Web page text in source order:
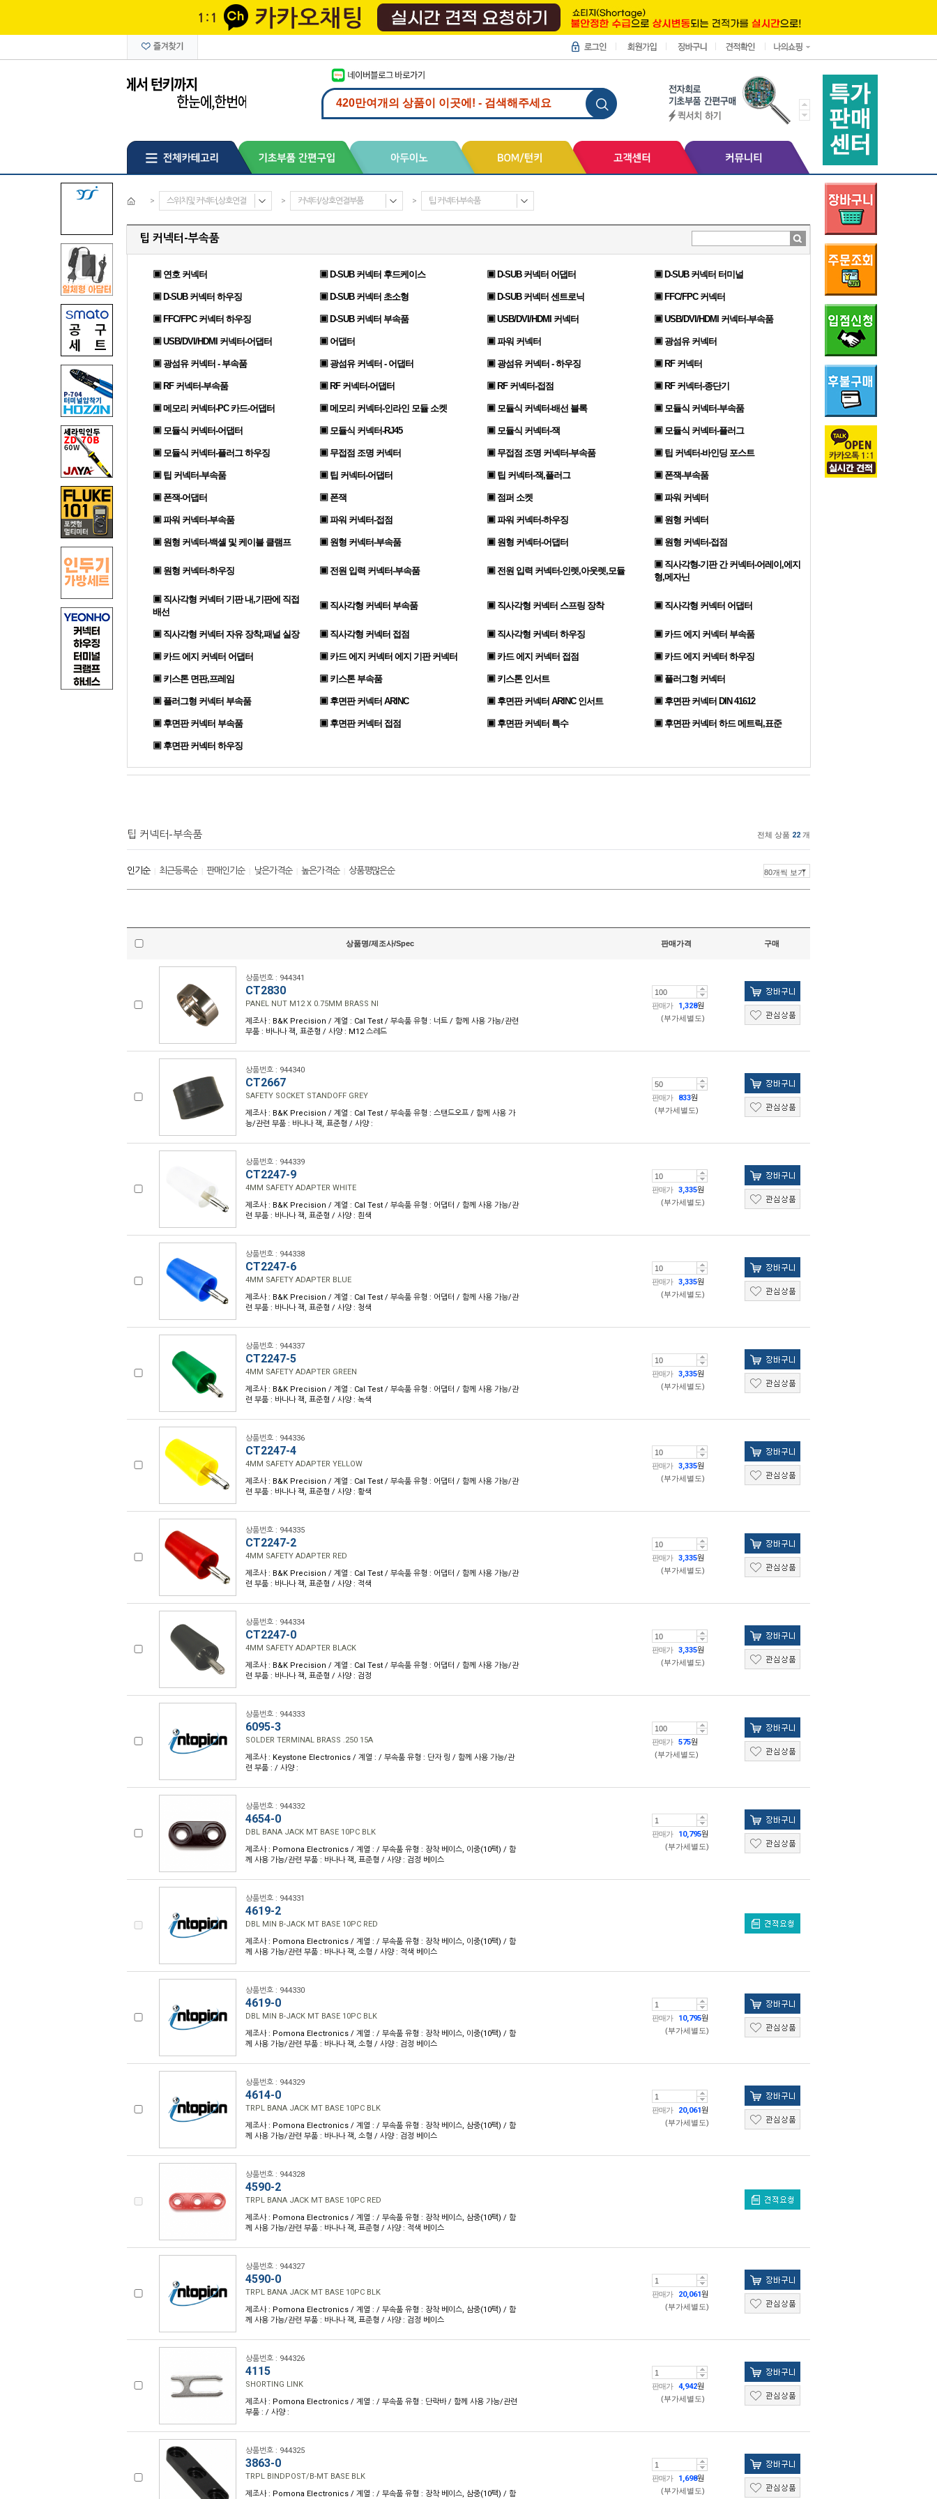
> 스위치및 커넥터,상호연결 > 커넥터/상호연결부품 > 팁 커넥터-부속품
팁 커넥터-부속품
▣ 연호 커넥터 ▣ D-SUB 커넥터 후드케이스 ▣ D-SUB 커넥터 어댑터 ▣ D-SUB 커넥터 터미널
▣ D-SUB 커넥터 하우징 ▣ D-SUB 커넥터 초소형 ▣ D-SUB 커넥터 센트로닉 ▣ FFC/FPC 커넥터
▣ FFC/FPC 커넥터 하우징 ▣ D-SUB 커넥터 부속품 ▣ USB/DVI/HDMI 커넥터 ▣ USB/DVI/HDMI 커넥터-부속품
▣ USB/DVI/HDMI 커넥터-어댑터 ▣ 어댑터 ▣ 파워 커넥터 ▣ 광섬유 커넥터
▣ 광섬유 커넥터 - 부속품 ▣ 광섬유 커넥터 - 어댑터 ▣ 광섬유 커넥터 - 하우징 ▣ RF 커넥터
▣ RF 커넥터-부속품 ▣ RF 커넥터-어댑터 ▣ RF 커넥터-접점 ▣ RF 커넥터-종단기
▣ 메모리 커넥터-PC 카드-어댑터 ▣ 메모리 커넥터-인라인 모듈 소켓 ▣ 모듈식 커넥터-배선 블록 ▣ 모듈식 커넥터-부속품
▣ 모듈식 커넥터-어댑터 ▣ 모듈식 커넥터-RJ45 ▣ 모듈식 커넥터-잭 ▣ 모듈식 커넥터-플러그
▣ 모듈식 커넥터-플러그 하우징 ▣ 무접점 조명 커넥터 ▣ 무접점 조명 커넥터-부속품 ▣ 팁 커넥터-바인딩 포스트
▣ 팁 커넥터-부속품 ▣ 팁 커넥터-어댑터 ▣ 팁 커넥터-잭,플러그 ▣ 폰잭-부속품
▣ 폰잭-어댑터 ▣ 폰잭 ▣ 점퍼 소켓 ▣ 파워 커넥터
▣ 파워 커넥터-부속품 ▣ 파워 커넥터-접점 ▣ 파워 커넥터-하우징 ▣ 원형 커넥터
▣ 원형 커넥터-백셸 및 케이블 클램프 ▣ 원형 커넥터-부속품 ▣ 원형 커넥터-어댑터 ▣ 원형 커넥터-접점
▣ 원형 커넥터-하우징 ▣ 전원 입력 커넥터-부속품 ▣ 전원 입력 커넥터-인렛,아웃렛,모듈
▣ 직사각형-기판 간 커넥터-어레이,에지
형,메자닌
▣ 직사각형 커넥터 기판 내,기판에 직접
배선
▣ 직사각형 커넥터 부속품 ▣ 직사각형 커넥터 스프링 장착 ▣ 직사각형 커넥터 어댑터
▣ 직사각형 커넥터 자유 장착,패널 실장 ▣ 직사각형 커넥터 접점 ▣ 직사각형 커넥터 하우징 ▣ 카드 에지 커넥터 부속품
▣ 카드 에지 커넥터 어댑터 ▣ 카드 에지 커넥터 에지 기판 커넥터 ▣ 카드 에지 커넥터 접점 ▣ 카드 에지 커넥터 하우징
▣ 키스톤 면판,프레임 ▣ 키스톤 부속품 ▣ 키스톤 인서트 ▣ 플러그형 커넥터
▣ 플러그형 커넥터 부속품 ▣ 후면판 커넥터 ARINC ▣ 후면판 커넥터 ARINC 인서트 ▣ 후면판 커넥터 DIN 41612
▣ 후면판 커넥터 부속품 ▣ 후면판 커넥터 접점 ▣ 후면판 커넥터 특수 ▣ 후면판 커넥터 하드 메트릭,표준
▣ 후면판 커넥터 하우징
팁 커넥터-부속품 전체 상품 22 개
인기순| 최근등록순| 판매인기순| 낮은가격순| 높은가격순| 상품평많은순
상품명/제조사/Spec 판매가격 구매
상품번호 : 944341
CT2830
PANEL NUT M12 X 0.75MM BRASS NI
제조사 : B&K Precision / 계열 : Cal Test / 부속품 유형 : 너트 / 함께 사용 가능/관련
부품 : 바나나 잭, 표준형 / 사양 : M12 스레드
판매가 1,328원
(부가세별도)
상품번호 : 944340
CT2667
SAFETY SOCKET STANDOFF GREY
제조사 : B&K Precision / 계열 : Cal Test / 부속품 유형 : 스탠드오프 / 함께 사용 가
능/관련 부품 : 바나나 잭, 표준형 / 사양 :
판매가 833원
(부가세별도)
상품번호 : 944339
CT2247-9
4MM SAFETY ADAPTER WHITE
제조사 : B&K Precision / 계열 : Cal Test / 부속품 유형 : 어댑터 / 함께 사용 가능/관
련 부품 : 바나나 잭, 표준형 / 사양 : 흰색
판매가 3,335원
(부가세별도)
상품번호 : 944338
CT2247-6
4MM SAFETY ADAPTER BLUE
제조사 : B&K Precision / 계열 : Cal Test / 부속품 유형 : 어댑터 / 함께 사용 가능/관
련 부품 : 바나나 잭, 표준형 / 사양 : 청색
판매가 3,335원
(부가세별도)
상품번호 : 944337
CT2247-5
4MM SAFETY ADAPTER GREEN
제조사 : B&K Precision / 계열 : Cal Test / 부속품 유형 : 어댑터 / 함께 사용 가능/관
련 부품 : 바나나 잭, 표준형 / 사양 : 녹색
판매가 3,335원
(부가세별도)
상품번호 : 944336
CT2247-4
4MM SAFETY ADAPTER YELLOW
제조사 : B&K Precision / 계열 : Cal Test / 부속품 유형 : 어댑터 / 함께 사용 가능/관
련 부품 : 바나나 잭, 표준형 / 사양 : 황색
판매가 3,335원
(부가세별도)
상품번호 : 944335
CT2247-2
4MM SAFETY ADAPTER RED
제조사 : B&K Precision / 계열 : Cal Test / 부속품 유형 : 어댑터 / 함께 사용 가능/관
련 부품 : 바나나 잭, 표준형 / 사양 : 적색
판매가 3,335원
(부가세별도)
상품번호 : 944334
CT2247-0
4MM SAFETY ADAPTER BLACK
제조사 : B&K Precision / 계열 : Cal Test / 부속품 유형 : 어댑터 / 함께 사용 가능/관
련 부품 : 바나나 잭, 표준형 / 사양 : 검정
판매가 3,335원
(부가세별도)
상품번호 : 944333
6095-3
SOLDER TERMINAL BRASS .250 15A
제조사 : Keystone Electronics / 계열 : / 부속품 유형 : 단자 링 / 함께 사용 가능/관
련 부품 : / 사양 :
판매가 575원
(부가세별도)
상품번호 : 944332
4654-0
DBL BANA JACK MT BASE 10PC BLK
제조사 : Pomona Electronics / 계열 : / 부속품 유형 : 장착 베이스, 이중(10팩) / 함
께 사용 가능/관련 부품 : 바나나 잭, 표준형 / 사양 : 검정 베이스
판매가 10,795원
(부가세별도)
상품번호 : 944331
4619-2
DBL MIN B-JACK MT BASE 10PC RED
제조사 : Pomona Electronics / 계열 : / 부속품 유형 : 장착 베이스, 이중(10팩) / 함
께 사용 가능/관련 부품 : 바나나 잭, 소형 / 사양 : 적색 베이스
상품번호 : 944330
4619-0
DBL MIN B-JACK MT BASE 10PC BLK
제조사 : Pomona Electronics / 계열 : / 부속품 유형 : 장착 베이스, 이중(10팩) / 함
께 사용 가능/관련 부품 : 바나나 잭, 소형 / 사양 : 검정 베이스
판매가 10,795원
(부가세별도)
상품번호 : 944329
4614-0
TRPL BANA JACK MT BASE 10PC BLK
제조사 : Pomona Electronics / 계열 : / 부속품 유형 : 장착 베이스, 삼중(10팩) / 함
께 사용 가능/관련 부품 : 바나나 잭, 소형 / 사양 : 검정 베이스
판매가 20,061원
(부가세별도)
상품번호 : 944328
4590-2
TRPL BANA JACK MT BASE 10PC RED
제조사 : Pomona Electronics / 계열 : / 부속품 유형 : 장착 베이스, 삼중(10팩) / 함
께 사용 가능/관련 부품 : 바나나 잭, 표준형 / 사양 : 적색 베이스
상품번호 : 944327
4590-0
TRPL BANA JACK MT BASE 10PC BLK
제조사 : Pomona Electronics / 계열 : / 부속품 유형 : 장착 베이스, 삼중(10팩) / 함
께 사용 가능/관련 부품 : 바나나 잭, 표준형 / 사양 : 검정 베이스
판매가 20,061원
(부가세별도)
상품번호 : 944326
4115
SHORTING LINK
제조사 : Pomona Electronics / 계열 : / 부속품 유형 : 단락바 / 함께 사용 가능/관련
부품 : / 사양 :
판매가 4,942원
(부가세별도)
상품번호 : 944325
3863-0
TRPL BINDPOST/B-MT BASE BLK
제조사 : Pomona Electronics / 계열 : / 부속품 유형 : 장착 베이스, 삼중(10팩) / 함
판매가 1,698원
(부가세별도)